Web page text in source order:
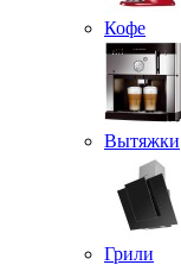
Кофе
Вытяжки
Грили